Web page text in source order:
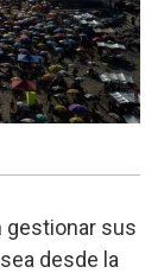
gestionar sus
desde la